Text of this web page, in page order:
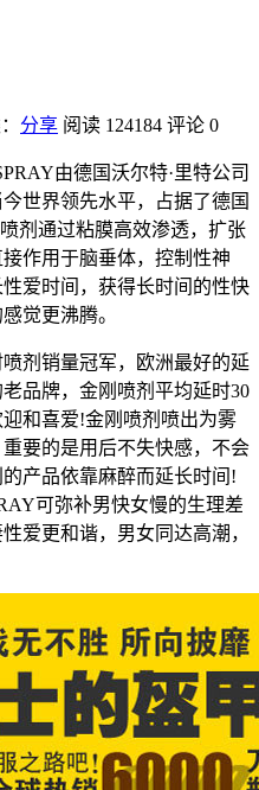
分享 阅读 124184 评论 0
由德国沃尔特·里特公司
世界领先水平，占据了德国
剂通过粘膜高效渗透，扩张
作用于脑垂体，控制性神
爱时间，获得长时间的性快
觉更沸腾。
剂销量冠军，欧洲最好的延
品牌，金刚喷剂平均延时30
和喜爱!金刚喷剂喷出为雾
要的是用后不失快感，不会
产品依靠麻醉而延长时间!
可弥补男快女慢的生理差
爱更和谐，男女同达高潮，